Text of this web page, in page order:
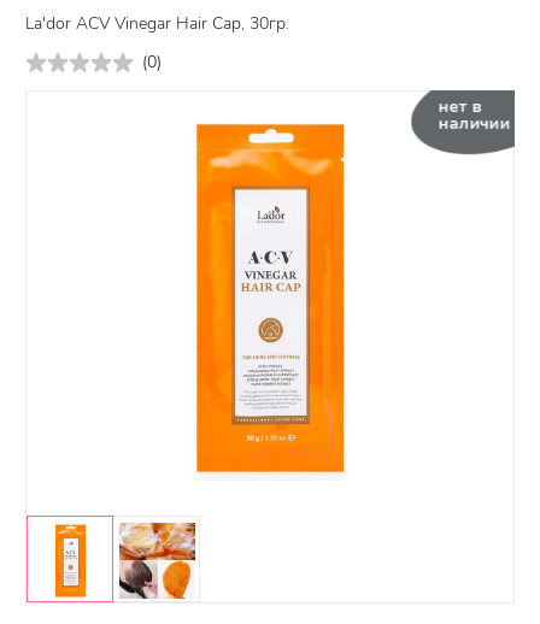
La'dor ACV Vinegar Hair Cap, 30гр.
(0)
нет в
наличии